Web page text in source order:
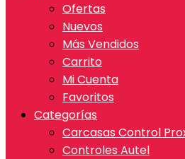
Ofertas
Nuevos
Más Vendidos
Carrito
Mi Cuenta
Favoritos
Categorías
Carcasas Control
Controles Autel